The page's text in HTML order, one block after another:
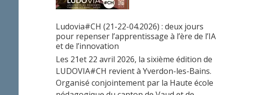
Ludovia#CH (21-22-04.2026) : deux jours
pour repenser l’apprentissage à l’ère de l’IA
et de l’innovation
Les 21et 22 avril 2026, la sixième édition de
LUDOVIA#CH revient à Yverdon-les-Bains.
Organisé conjointement par la Haute école